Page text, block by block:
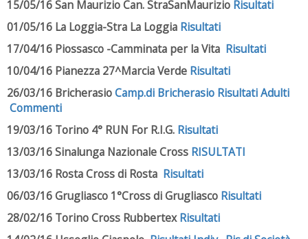
15/05/16 San Maurizio Can. StraSanMaurizio Risultati
01/05/16 La Loggia-Stra La Loggia Risultati
17/04/16 Piossasco -Camminata per la Vita Risultati
10/04/16 Pianezza 27^Marcia Verde Risultati
26/03/16 BricherasioCamp.di Bricherasio RisultatiAdulti
Commenti
19/03/16 Torino 4° RUN For R.I.G. Risultati
13/03/16 Sinalunga Nazionale Cross RISULTATI
13/03/16 Rosta Cross di Rosta Risultati
06/03/16 Grugliasco 1°Cross di Grugliasco Risultati
28/02/16 Torino Cross RubbertexRisultati